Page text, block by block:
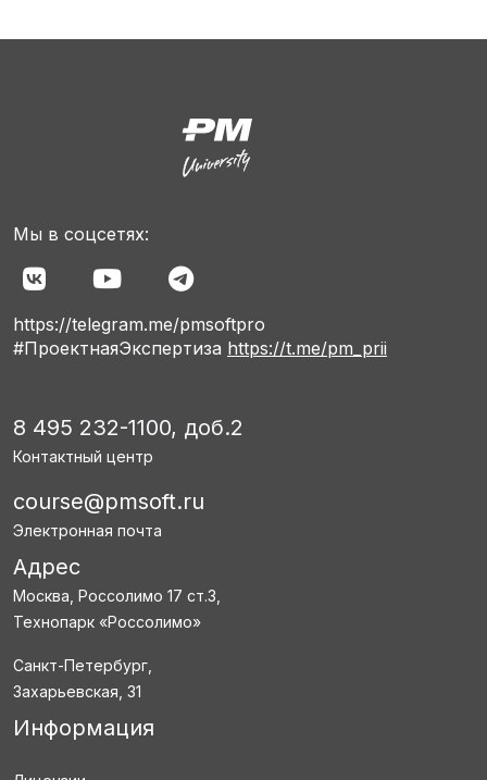
Мы в соцсетях:
https://telegram.me/pmsoftpro
#ПроектнаяЭкспертиза https://t.me/pm_prii
8 495 232-1100, доб.2
Контактный центр
course@pmsoft.ru
Электронная почта
Адрес
Москва, Россолимо 17 ст.3,
Технопарк «Россолимо»
Санкт-Петербург,
Захарьевская, 31
Информация